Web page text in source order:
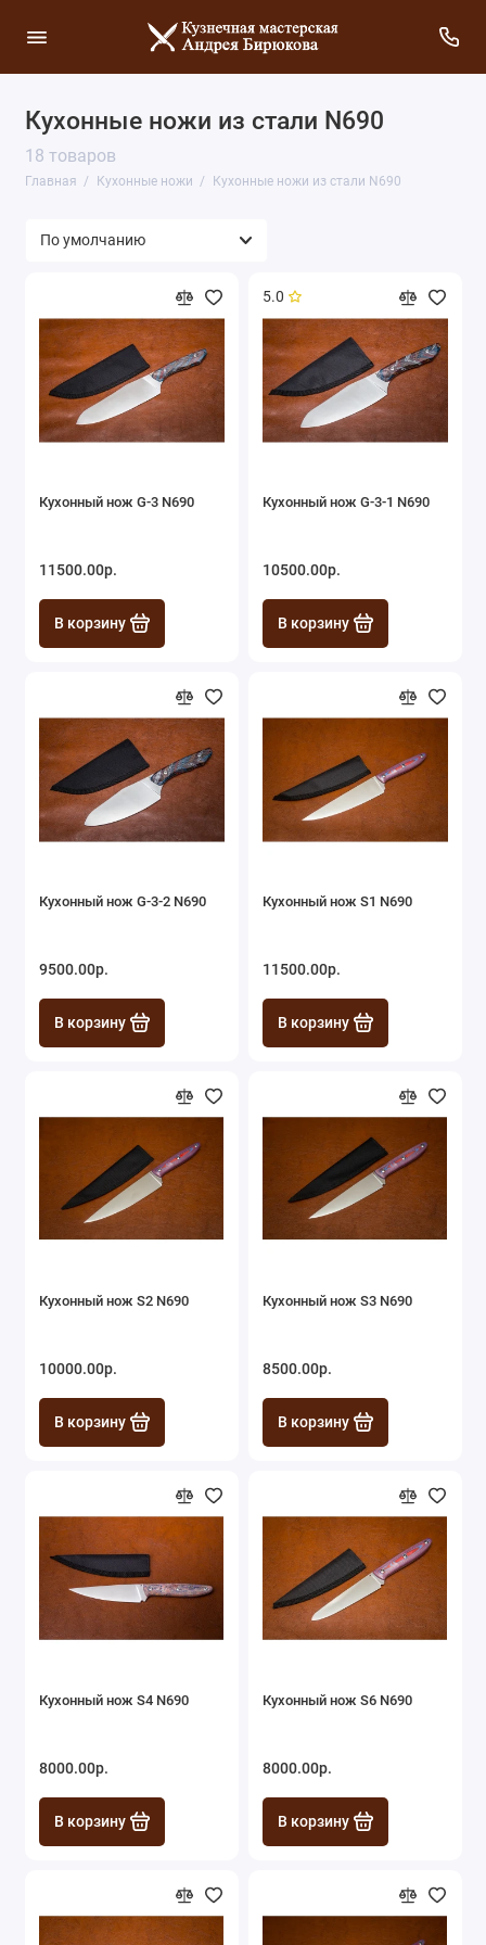
Кухонные ножи из стали N690
18 товаров
Главная Кухонные ножи Кухонные ножи из стали N690
Кухонный нож G-3 N690
11500.00р.
В корзину
5.0
Кухонный нож G-3-1 N690
10500.00р.
В корзину
Кухонный нож G-3-2 N690
9500.00р.
В корзину
Кухонный нож S1 N690
11500.00р.
В корзину
Кухонный нож S2 N690
10000.00р.
В корзину
Кухонный нож S3 N690
8500.00р.
В корзину
Кухонный нож S4 N690
8000.00р.
В корзину
Кухонный нож S6 N690
8000.00р.
В корзину